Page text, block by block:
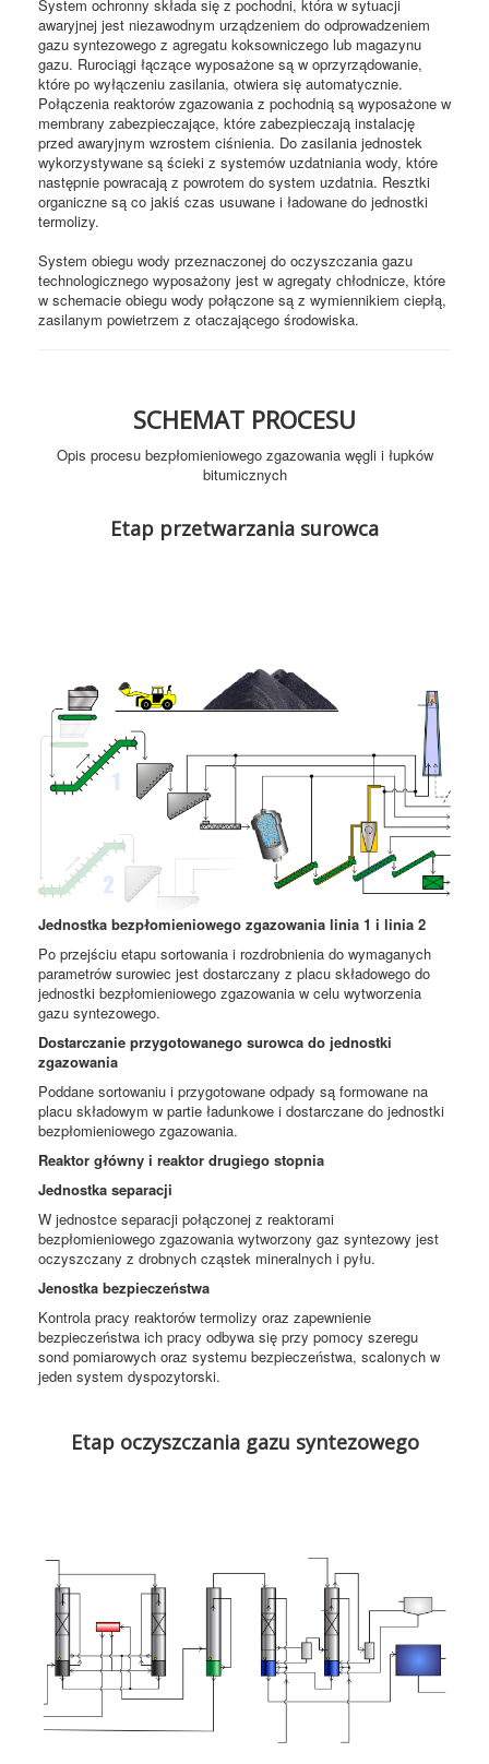
System ochronny składa się z pochodni, która w sytuacji
awaryjnej jest niezawodnym urządzeniem do odprowadzeniem
gazu syntezowego z agregatu koksowniczego lub magazynu
gazu. Rurociągi łączące wyposażone są w oprzyrządowanie,
które po wyłączeniu zasilania, otwiera się automatycznie.
Połączenia reaktorów zgazowania z pochodnią są wyposażone w
membrany zabezpieczające, które zabezpieczają instalację
przed awaryjnym wzrostem ciśnienia. Do zasilania jednostek
wykorzystywane są ścieki z systemów uzdatniania wody, które
następnie powracają z powrotem do system uzdatnia. Resztki
organiczne są co jakiś czas usuwane i ładowane do jednostki
termolizy.
System obiegu wody przeznaczonej do oczyszczania gazu
technologicznego wyposażony jest w agregaty chłodnicze, które
w schemacie obiegu wody połączone są z wymiennikiem ciepłą,
zasilanym powietrzem z otaczającego środowiska.
SCHEMAT PROCESU
Opis procesu bezpłomieniowego zgazowania węgli i łupków
bitumicznych
Etap przetwarzania surowca
Jednostka bezpłomieniowego zgazowania linia 1 i linia 2
Po przejściu etapu sortowania i rozdrobnienia do wymaganych
parametrów surowiec jest dostarczany z placu składowego do
jednostki bezpłomieniowego zgazowania w celu wytworzenia
gazu syntezowego.
Dostarczanie przygotowanego surowca do jednostki
zgazowania
Poddane sortowaniu i przygotowane odpady są formowane na
placu składowym w partie ładunkowe i dostarczane do jednostki
bezpłomieniowego zgazowania.
Reaktor główny i reaktor drugiego stopnia
Jednostka separacji
W jednostce separacji połączonej z reaktorami
bezpłomieniowego zgazowania wytworzony gaz syntezowy jest
oczyszczany z drobnych cząstek mineralnych i pyłu.
Jenostka bezpieczeństwa
Kontrola pracy reaktorów termolizy oraz zapewnienie
bezpieczeństwa ich pracy odbywa się przy pomocy szeregu
sond pomiarowych oraz systemu bezpieczeństwa, scalonych w
jeden system dyspozytorski.
Etap oczyszczania gazu syntezowego